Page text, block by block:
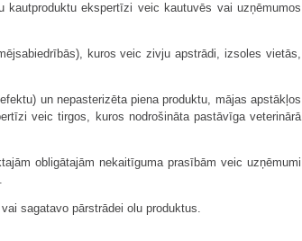
ekspertīzi veic kautuvēs vai uzņēmumos
kuros veic zivju apstrādi, izsoles vietās,
un nepasterizēta piena produktu, mājas apstākļos
veic tirgos, kuros nodrošināta pastāvīga veterinārā
obligātajām nekaitīguma prasībām veic uzņēmumi
sagatavo pārstrādei olu produktus.